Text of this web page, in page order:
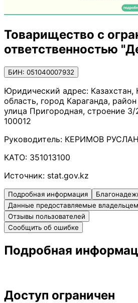
Товарищество с
ответственностью
БИН: 051040007932
Юридический адрес: Казахстан,
область, город Караганда,
улица Пригородная, строение
100012
Руководитель: КЕРИМОВ
КАТО: 351013100
Источник: stat.gov.kz
Подробная информация
Данные предоставляемые
Отзывы пользователей
Сообщить об ошибке
Подробная
Доступ ограничен